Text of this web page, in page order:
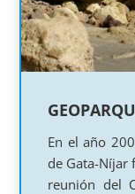
En el año
de Gata-Níjar
reunión del